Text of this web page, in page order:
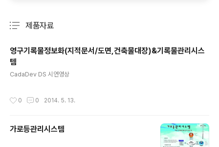
제품자료
영구기록물정보화(지적문서/도면,건축물대장)&기록물관리시스
템
CadaDev DS 시연영상
0 0 2014. 5. 13.
가로등관리시스템